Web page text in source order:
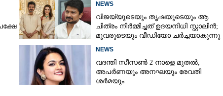
NEWS
വിജയ്‌യുടെയും തൃഷയുടെയും ആ
ചിത്രം നിർമ്മിച്ചത് ഉദയനിധി സ്റ്റാലിൻ;
മൂവരുടെയും വീഡിയോ ചർച്ചയാകുന്നു
NEWS
വദന്തി സീസൺ 2 നാളെ മുതൽ,
അപർണയും അനഘയും രേവതി
ശർമയും